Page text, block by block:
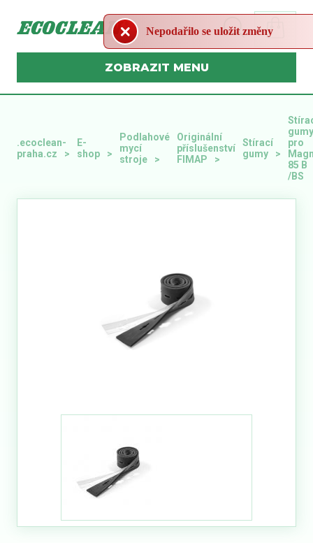
MENU
.ecoclean-
praha.cz
E-
shop
Podlahové
mycí
stroje
Originální
příslušenství
FIMAP
Stírací
gumy
gumy
pro
85 B
/BS
Nepodařilo se uložit změny